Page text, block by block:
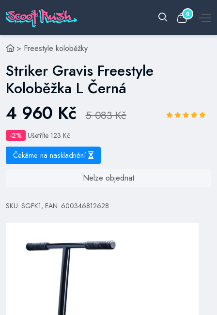
0
> Freestyle koloběžky
Striker Gravis Freestyle
Koloběžka L Černá
4 960 Kč 5 083 Kč
-2% Ušetříte 123 Kč
Čekáme na naskladnění
Nelze objednat
SKU: SGFK1, EAN: 600346812628